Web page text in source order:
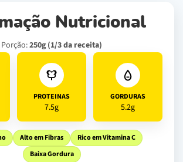
Nutricional
Porção:250g (1/3 da receita)
PROTEINAS
7.5g
GORDURAS
5.2g
Alto em Fibras
Rico em Vitamina C
Baixa Gordura